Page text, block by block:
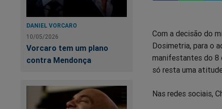
DANIEL VORCARO
10/05/2026
Vorcaro tem um plano
contra Mendonça
no
Facebook
no
Com a decisão do
Dosimetria, para o
manifestantes do 8
só resta uma
Nas redes sociais,